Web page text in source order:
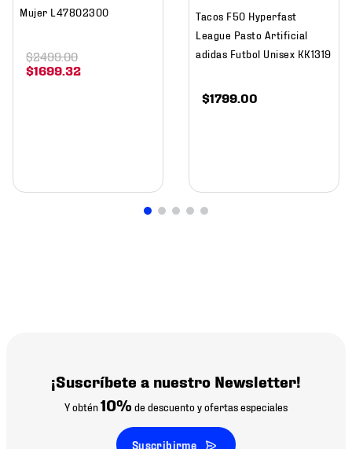
Mujer L47802300
$1699 32
$2499.00
Tacos F50 Hyperfast
League Pasto Artificial
adidas Futbol Unisex KK1319
$1799 00
¡Suscríbete a nuestro Newsletter!
Y obtén10% de descuento y ofertas especiales
Suscribirme